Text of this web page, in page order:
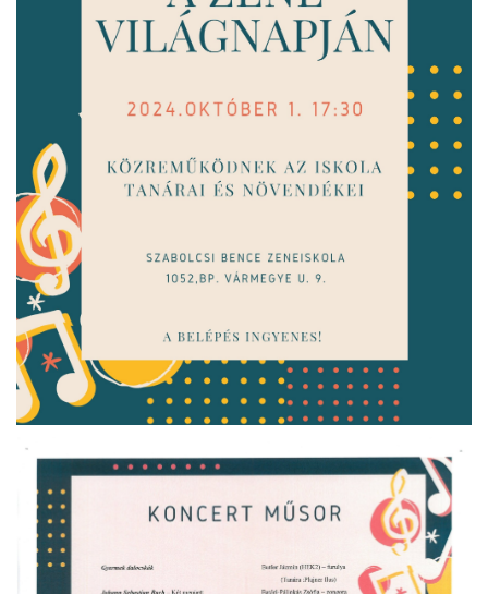
Területi Válogatója
emlékére